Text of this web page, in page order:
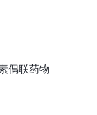
偶联药物